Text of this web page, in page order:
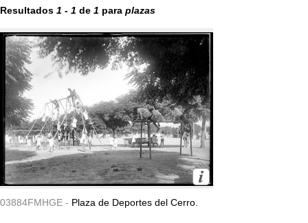
Resultados 1 - 1 de 1 para plazas
03884FMHGE - Plaza de Deportes del Cerro.